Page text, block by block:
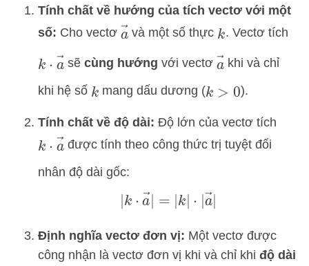
Tính chất về hướng của tích vectơ với một
số: Cho vectơ a →
và một số thực k. Vectơ tích
k ⋅a→sẽcùng hướng với vectơa →
khi và chỉ
khi hệ số k mang dấu dương (k >0 ).
Tính chất về độ dài: Độ lớn của vectơ tích
k ⋅a→được tính theo công thức trị tuyệt đối
nhân độ dài gốc:
k⋅ a → |=| k|⋅ a →
Định nghĩa vectơ đơn vị: Một vectơ được
công nhận là vectơ đơn vị khi và chỉ khi độ dài